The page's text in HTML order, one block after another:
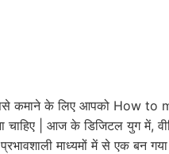
कमाने के लिए आपको How to
चाहिए | आज के डिजिटल युग में,
माध्यमों में से एक बन